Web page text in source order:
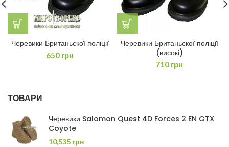
Черевики Британьскої поліції
650 грн
Черевики Британьскої поліції
(високі)
710 грн
ТОВАРИ
Черевики Salomon Quest 4D Forces 2 EN GTX
Coyote
10,535 грн